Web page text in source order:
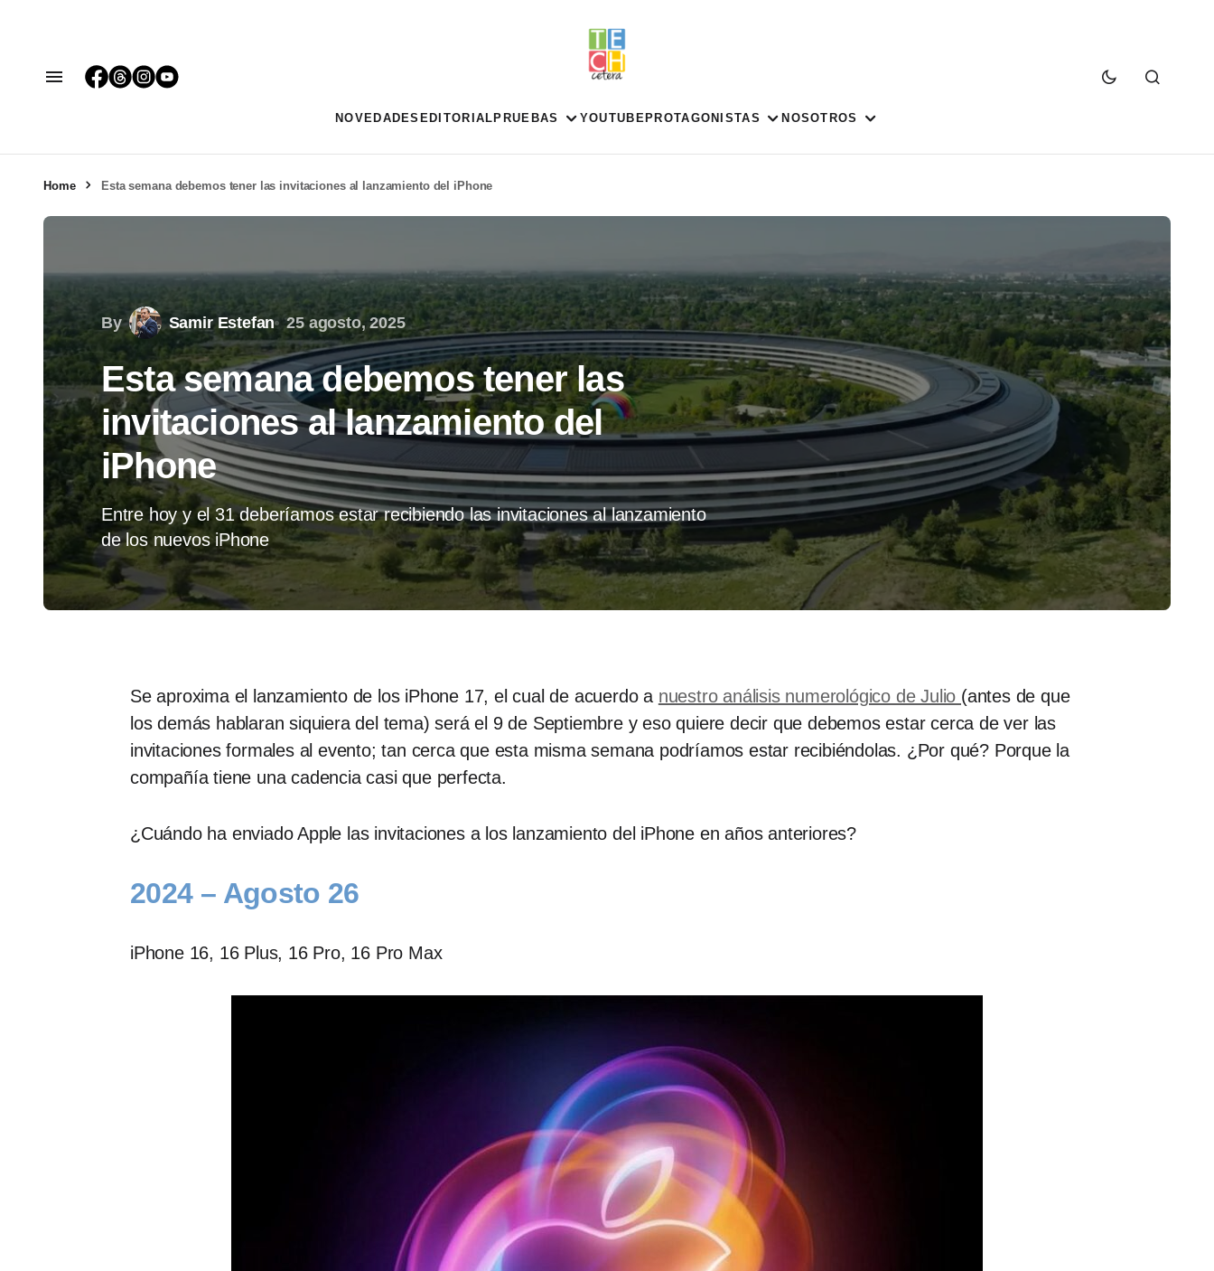
NOVEDADES EDITORIAL PRUEBAS YOUTUBE PROTAGONISTAS NOSOTROS
Home Esta semana debemos tener las invitaciones al lanzamiento del iPhone
By Samir Estefan 25 agosto, 2025
Esta semana debemos tener las
invitaciones al lanzamiento del
iPhone
Entre hoy y el 31 deberíamos estar recibiendo las invitaciones al lanzamiento
de los nuevos iPhone
Se aproxima el lanzamiento de los iPhone 17, el cual de acuerdo a nuestro análisis numerológico de Julio (antes de que
los demás hablaran siquiera del tema) será el 9 de Septiembre y eso quiere decir que debemos estar cerca de ver las
invitaciones formales al evento; tan cerca que esta misma semana podríamos estar recibiéndolas. ¿Por qué? Porque la
compañía tiene una cadencia casi que perfecta.
¿Cuándo ha enviado Apple las invitaciones a los lanzamiento del iPhone en años anteriores?
2024 – Agosto 26
iPhone 16, 16 Plus, 16 Pro, 16 Pro Max